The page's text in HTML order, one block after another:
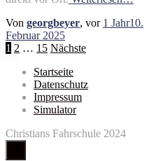
Von georgbeyer, vor 1 Jahr10.
Februar 2025
Seitennummerierung
der
Beiträge
1 2 … 15 Nächste
Startseite
Datenschutz
Impressum
Simulator
Christians Fahrschule 2024